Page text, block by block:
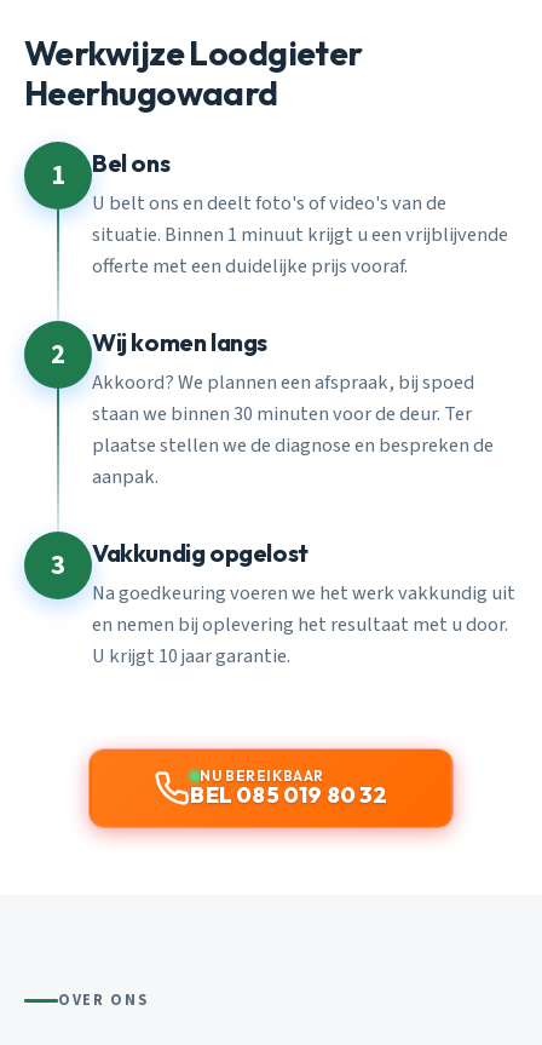
Werkwijze Loodgieter
Heerhugowaard
1 Bel ons
U belt ons en deelt foto's of video's van de
situatie. Binnen 1 minuut krijgt u een vrijblijvende
offerte met een duidelijke prijs vooraf.
2 Wij komen langs
Akkoord? We plannen een afspraak, bij spoed
staan we binnen 30 minuten voor de deur. Ter
plaatse stellen we de diagnose en bespreken de
aanpak.
3 Vakkundig opgelost
Na goedkeuring voeren we het werk vakkundig uit
en nemen bij oplevering het resultaat met u door.
U krijgt 10 jaar garantie.
NU BEREIKBAAR
BEL 085 019 80 32
OVER ONS